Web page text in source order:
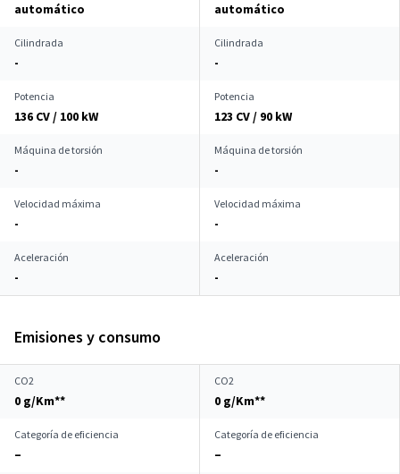
automático automático
Cilindrada
-
Cilindrada
-
Potencia
136 CV / 100 kW
Potencia
123 CV / 90 kW
Máquina de torsión
-
Máquina de torsión
-
Velocidad máxima
-
Velocidad máxima
-
Aceleración
-
Aceleración
-
Emisiones y consumo
CO2
0 g/Km**
CO2
0 g/Km**
Categoría de eficiencia
–
Categoría de eficiencia
–